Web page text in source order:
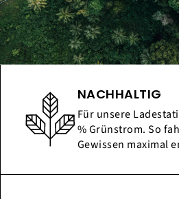
NACHHALTIG
Für unsere
% Grünstrom. So
Gewissen maximal